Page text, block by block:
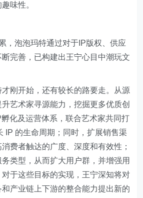
味性。
，泡泡玛特通过对于IP版权、供应
完善，已构建出王宁心目中潮玩文
刚开始，还有较长的路要走。从源
艺术家寻源能力，挖掘更多优质创
化及运营体系，联合艺术家共同打
IP 的生命周期；同时，扩展销售渠
费者触达的广度、深度和有效性；
类型，从而扩大用户群，并增强用
于这些目标的实现，王宁深知将对
产业链上下游的整合能力提出新的